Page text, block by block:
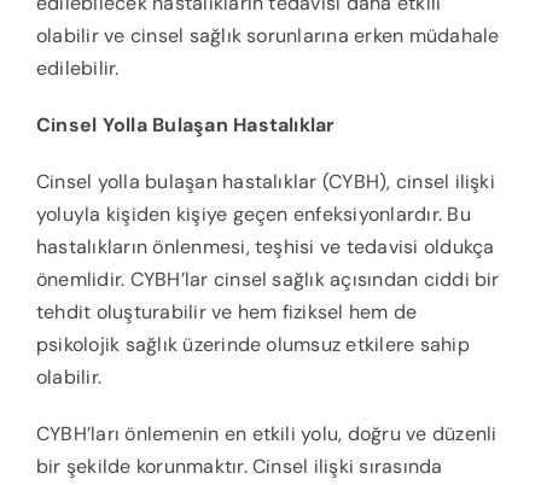
olabilir ve cinsel sağlık sorunlarına erken müdahale
edilebilir.
Cinsel Yolla Bulaşan Hastalıklar
Cinsel yolla bulaşan hastalıklar (CYBH), cinsel ilişki
yoluyla kişiden kişiye geçen enfeksiyonlardır. Bu
hastalıkların önlenmesi, teşhisi ve tedavisi oldukça
önemlidir. CYBH’lar cinsel sağlık açısından ciddi bir
tehdit oluşturabilir ve hem fiziksel hem de
psikolojik sağlık üzerinde olumsuz etkilere sahip
olabilir.
CYBH’ları önlemenin en etkili yolu, doğru ve düzenli
bir şekilde korunmaktır. Cinsel ilişki sırasında